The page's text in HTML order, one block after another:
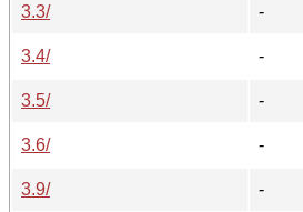
3.3/
-
3.4/
-
3.5/
-
3.6/
-
3.9/
-